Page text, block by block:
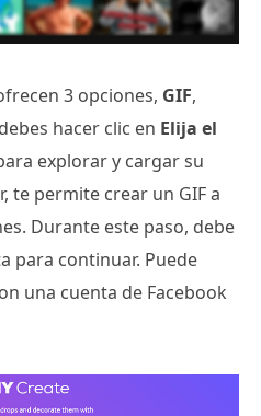
3 opciones, GIF,
hacer clic en Elija el
explorar y cargar su
te permite crear un GIF a
Durante este paso, debe
para continuar. Puede
una cuenta de Facebook